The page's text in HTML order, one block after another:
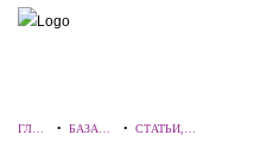
ПОИСК ПО САЙТУ
ГЛАВ
•БАЗА
•СТАТЬИ,